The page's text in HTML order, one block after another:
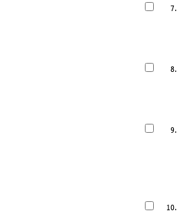
7.
8.
9.
10.